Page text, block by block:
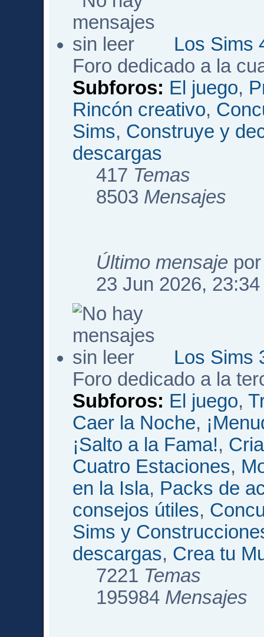
Los Sims
Foro dedicado a la
Subforos: El juego,
Rincón creativo,
Sims, Construye y
descargas
417 Temas
8503 Mensajes
Último mensaje
23 Jun 2026, 23:34
Los Sims
Foro dedicado a la
Subforos: El juego,
Caer la Noche,
¡Salto a la Fama!,
Cuatro Estaciones,
en la Isla, Packs de
consejos útiles,
Sims y
descargas, Crea tu
7221 Temas
195984 Mensajes